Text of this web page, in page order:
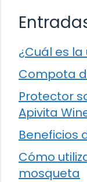
¿Cuál es
Compota
Protector
Apivita
Beneficios
Cómo
mosqueta